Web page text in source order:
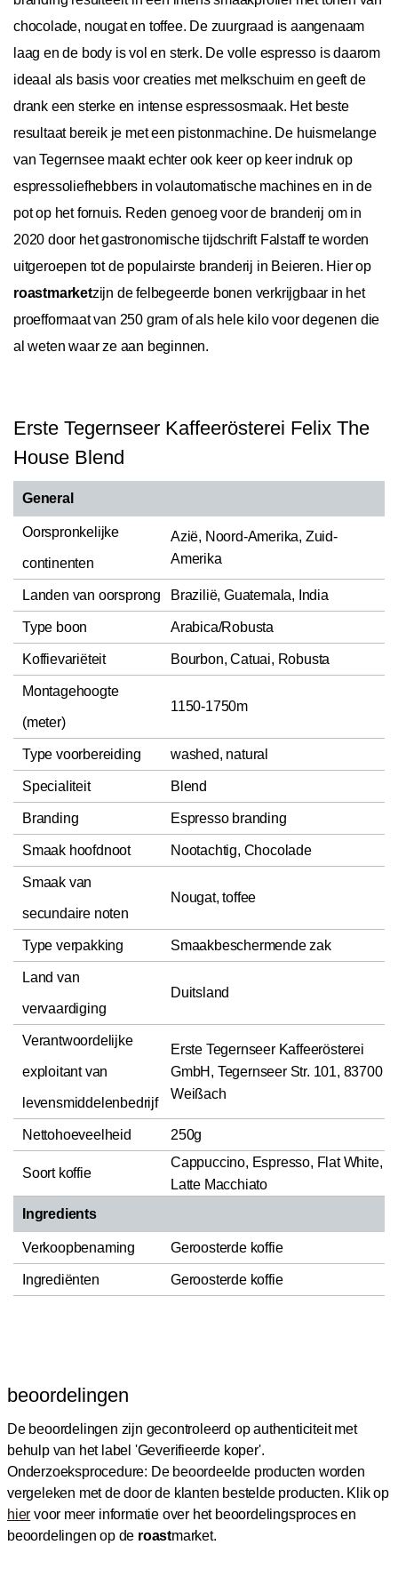
chocolade, nougat en toffee. De zuurgraad is aangenaam
laag en de body is vol en sterk. De volle espresso is daarom
ideaal als basis voor creaties met melkschuim en geeft de
drank een sterke en intense espressosmaak. Het beste
resultaat bereik je met een pistonmachine. De huismelange
van Tegernsee maakt echter ook keer op keer indruk op
espressoliefhebbers in volautomatische machines en in de
pot op het fornuis. Reden genoeg voor de branderij om in
2020 door het gastronomische tijdschrift Falstaff te worden
uitgeroepen tot de populairste branderij in Beieren. Hier op
roastmarketzijn de felbegeerde bonen verkrijgbaar in het
proefformaat van 250 gram of als hele kilo voor degenen die
al weten waar ze aan beginnen.
Erste Tegernseer Kaffeerösterei Felix The
House Blend
General
Oorspronkelijke
continenten
Azië, Noord-Amerika, Zuid-
Amerika
Landen van oorsprong Brazilië, Guatemala, India
Type boon Arabica/Robusta
Koffievariëteit Bourbon, Catuai, Robusta
Montagehoogte
(meter)
1150-1750m
Type voorbereiding washed, natural
Specialiteit Blend
Branding Espresso branding
Smaak hoofdnoot Nootachtig, Chocolade
Smaak van
secundaire noten
Nougat, toffee
Type verpakking Smaakbeschermende zak
Land van
vervaardiging
Duitsland
Verantwoordelijke
exploitant van
levensmiddelenbedrijf
Erste Tegernseer Kaffeerösterei
GmbH, Tegernseer Str. 101, 83700
Weißach
Nettohoeveelheid 250g
Soort koffie
Cappuccino, Espresso, Flat White,
Latte Macchiato
Ingredients
Verkoopbenaming Geroosterde koffie
Ingrediënten Geroosterde koffie
beoordelingen
De beoordelingen zijn gecontroleerd op authenticiteit met
behulp van het label 'Geverifieerde koper'.
Onderzoeksprocedure: De beoordeelde producten worden
vergeleken met de door de klanten bestelde producten. Klik op
hier voor meer informatie over het beoordelingsproces en
beoordelingen op de roastmarket.